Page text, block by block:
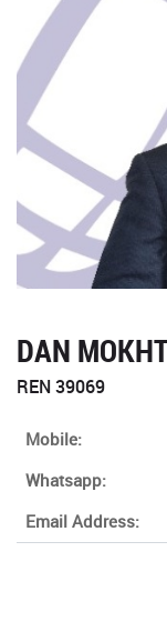
DAN
REN 39069
Mobile:
Whatsapp:
Email Address: